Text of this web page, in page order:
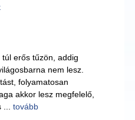
erős tűzön, addig
nem lesz.
folyamatosan
akkor lesz megfelelő,
tovább